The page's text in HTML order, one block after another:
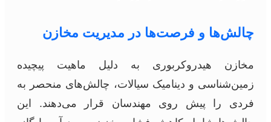
چالش‌ها و فرصت‌ها در مدیریت مخازن
مخازن هیدروکربوری به دلیل ماهیت پیچیده
زمین‌شناسی و دینامیک سیالات، چالش‌های منحصر به
فردی را پیش روی مهندسان قرار می‌دهند. این